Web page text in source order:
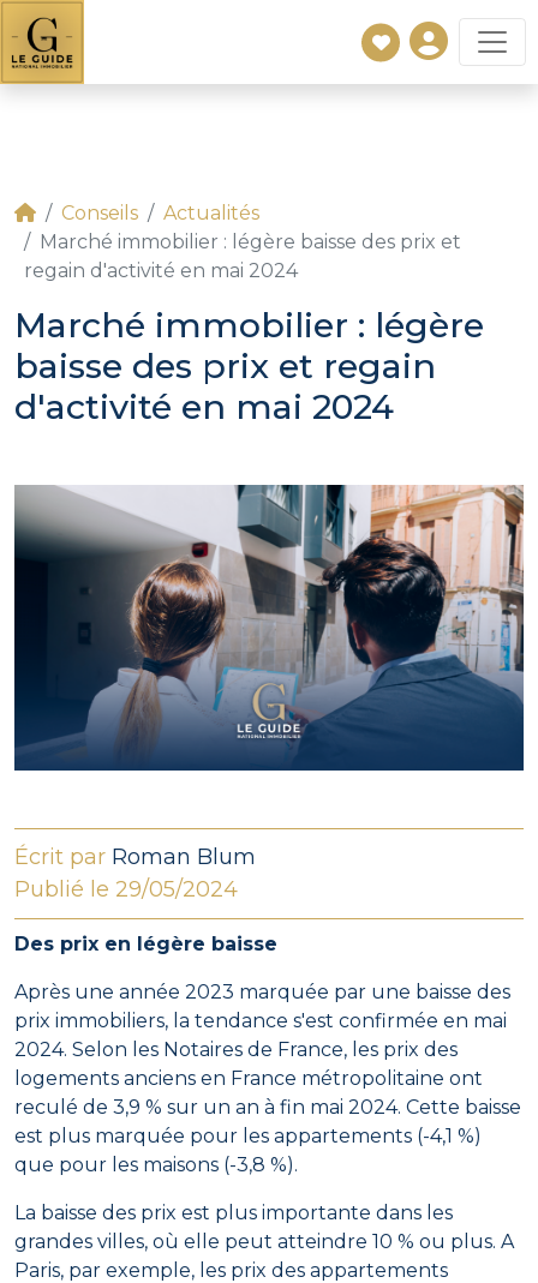
Conseils
Actualités
Marché immobilier : légère baisse des prix et
regain d'activité en mai 2024
Marché immobilier : légère
baisse des prix et regain
d'activité en mai 2024
Écrit par Roman Blum
Publié le 29/05/2024
Des prix en légère baisse
Après une année 2023 marquée par une baisse des
prix immobiliers, la tendance s'est confirmée en mai
2024. Selon les Notaires de France, les prix des
logements anciens en France métropolitaine ont
reculé de 3,9 % sur un an à fin mai 2024. Cette baisse
est plus marquée pour les appartements (-4,1 %)
que pour les maisons (-3,8 %).
La baisse des prix est plus importante dans les
grandes villes, où elle peut atteindre 10 % ou plus. A
Paris, par exemple, les prix des appartements